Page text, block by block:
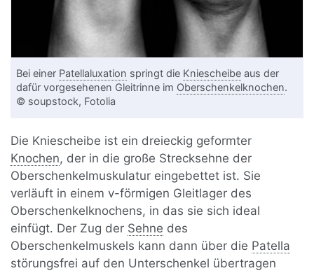
Bei einer Patellaluxation springt die Kniescheibe aus der
dafür vorgesehenen Gleitrinne im Oberschenkelknochen.
© soupstock, Fotolia
Die Kniescheibe ist ein dreieckig geformter
Knochen, der in die große Strecksehne der
Oberschenkelmuskulatur eingebettet ist. Sie
verläuft in einem v-förmigen Gleitlager des
Oberschenkelknochens, in das sie sich ideal
einfügt. Der Zug der Sehne des
Oberschenkelmuskels kann dann über die Patella
störungsfrei auf den Unterschenkel übertragen